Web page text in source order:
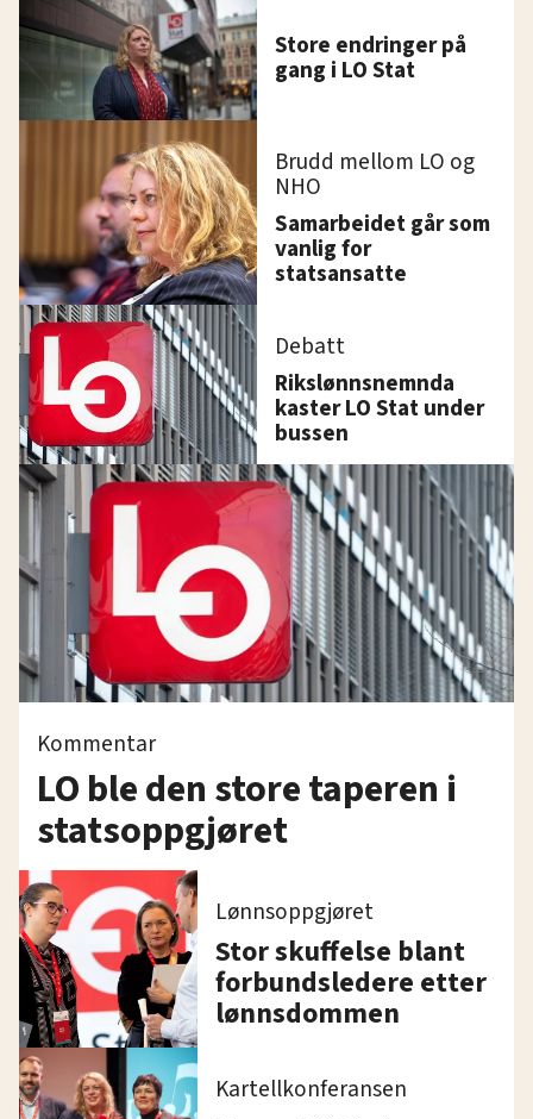
Store endringer på
gang i LO Stat
Brudd mellom LO og
NHO
Samarbeidet går som
vanlig for
statsansatte
Debatt
Rikslønnsnemnda
kaster LO Stat under
bussen
Kommentar
LO ble den store taperen i
statsoppgjøret
Lønnsoppgjøret
Stor skuffelse blant
forbundsledere etter
lønnsdommen
Kartellkonferansen